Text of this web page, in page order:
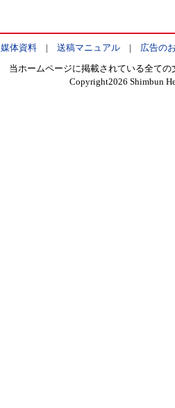
媒体資料| 送稿マニュアル| 広告の
当ホームページに掲載されている全て
Copyright2026 Shimbun